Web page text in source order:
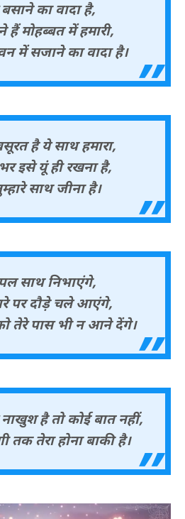
बसाने का वादा है,
हैं मोहब्बत में हमारी,
में सजाने का वादा है।
है ये साथ हमारा,
इसे यूं ही रखना है,
साथ जीना है।
साथ निभाएंगे,
पर दौड़े चले आएंगे,
तेरे पास भी न आने देंगे।
है तो कोई बात नहीं,
तक तेरा होना बाकी है।